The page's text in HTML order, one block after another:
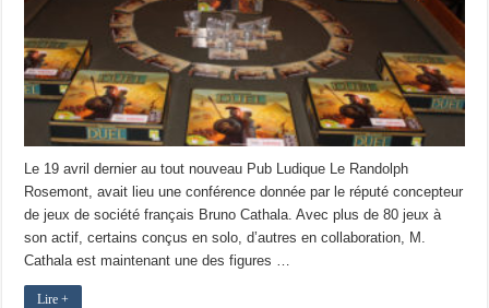
Le 19 avril dernier au tout nouveau Pub Ludique Le Randolph
Rosemont, avait lieu une conférence donnée par le réputé concepteur
de jeux de société français Bruno Cathala. Avec plus de 80 jeux à
son actif, certains conçus en solo, d’autres en collaboration, M.
Cathala est maintenant une des figures …
Lire +